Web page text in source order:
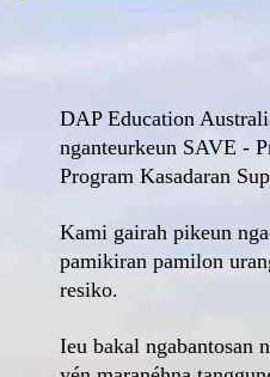
DAP Education
nganteurkeun SAVE -
Program Kasadaran
Kami gairah pikeun
pamikiran pamilon
resiko.
Ieu bakal ngabantosan